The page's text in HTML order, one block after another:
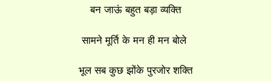
बन जाऊं बहुत बड़ा व्यक्ति
सामने मूर्ति के मन ही मन बोले
भूल सब कुछ झोंके पुरजोर शक्ति